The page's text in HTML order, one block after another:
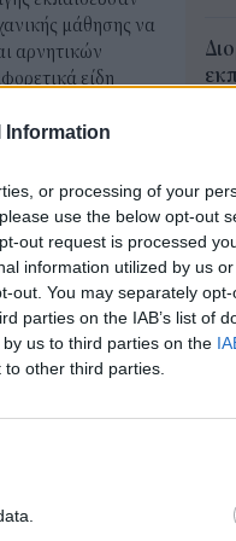
Information
or processing of your
use the below opt-out
out request is processed
information utilized by us
out. You may separately
parties on the IAB’s list of
us to third parties on the
other third parties.
μάθησης να
αρνητικών
είδη
πόσα δισ.
περίθαλψη για
και της
να αποτελέσει
οι
06
05